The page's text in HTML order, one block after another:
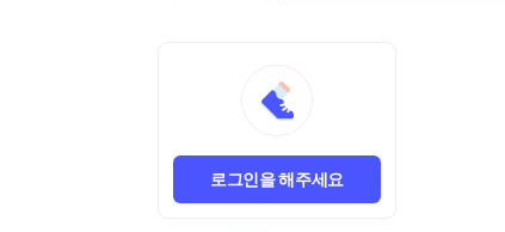
로그인을 해주세요